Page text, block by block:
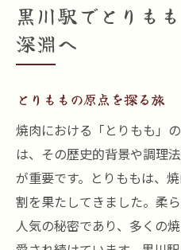
黒川駅でとりも
深淵へ
とりももの原点を探る旅
焼肉における「とりもも」
は、その歴史的背景や調理
が重要です。とりももは、
割を果たしてきました。柔
人気の秘密であり、多くの